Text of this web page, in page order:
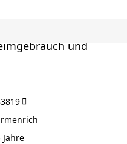
und
Jahre